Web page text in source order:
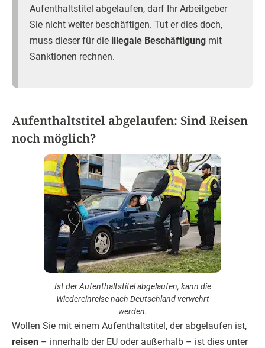
Aufenthaltstitel abgelaufen, darf Ihr Arbeitgeber
Sie nicht weiter beschäftigen. Tut er dies doch,
muss dieser für die illegale Beschäftigung mit
Sanktionen rechnen.
Aufenthaltstitel abgelaufen: Sind Reisen
noch möglich?
Ist der Aufenthaltstitel abgelaufen, kann die
Wiedereinreise nach Deutschland verwehrt
werden.
Wollen Sie mit einem Aufenthaltstitel, der abgelaufen ist,
reisen – innerhalb der EU oder außerhalb – ist dies unter